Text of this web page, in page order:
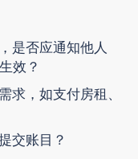
是否应通知他人
效？
求，如支付房租、
交账目？